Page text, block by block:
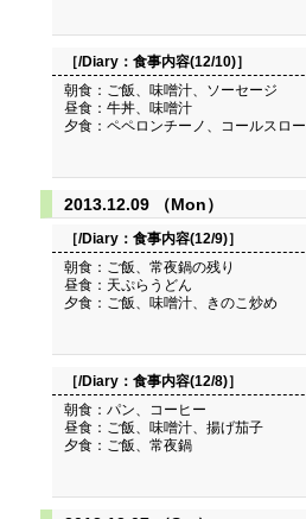
［/Diary： 食事内容(12/10)］
朝食：ご飯、味噌汁、ソーセージ
昼食：牛丼、味噌汁
夕食：ペペロンチーノ、コールスロー
2013.12.09 （Mon）
［/Diary： 食事内容(12/9)］
朝食：ご飯、常夜鍋の残り
昼食：天ぷらうどん
夕食：ご飯、味噌汁、きのこ炒め
［/Diary： 食事内容(12/8)］
朝食：パン、コーヒー
昼食：ご飯、味噌汁、揚げ茄子
夕食：ご飯、常夜鍋